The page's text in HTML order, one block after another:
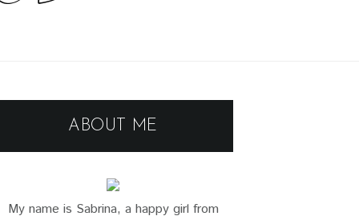
ABOUT ME
My name is Sabrina, a happy girl from